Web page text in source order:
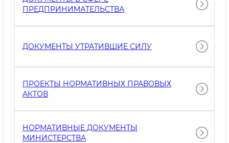
ПРЕДПРИНИМАТЕЛЬСТВА
ДОКУМЕНТЫ УТРАТИВШИЕ СИЛУ
ПРОЕКТЫ НОРМАТИВНЫХ ПРАВОВЫХ
АКТОВ
НОРМАТИВНЫЕ ДОКУМЕНТЫ
МИНИСТЕРСТВА